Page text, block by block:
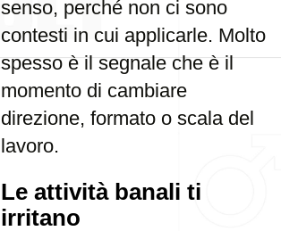
senso, perché non ci sono
contesti in cui applicarle. Molto
spesso è il segnale che è il
momento di cambiare
direzione, formato o scala del
lavoro.
Le attività banali ti
irritano